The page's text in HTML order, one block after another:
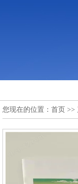
您现在的位置： 首页 >>